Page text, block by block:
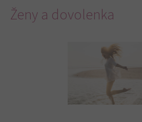
Ženy a dovolenka